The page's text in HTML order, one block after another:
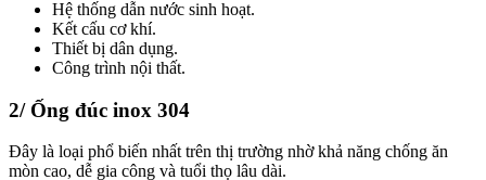
Hệ thống dẫn nước sinh hoạt.
Kết cấu cơ khí.
Thiết bị dân dụng.
Công trình nội thất.
2/ Ống đúc inox 304
Đây là loại phổ biến nhất trên thị trường nhờ khả năng chống ăn
mòn cao, dễ gia công và tuổi thọ lâu dài.